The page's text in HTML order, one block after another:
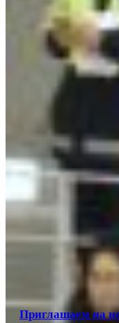
Приглашаем на